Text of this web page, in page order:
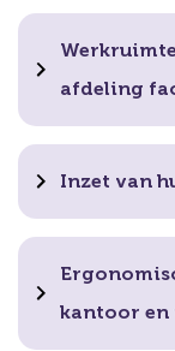
afdeling
Inzet van
kantoor en